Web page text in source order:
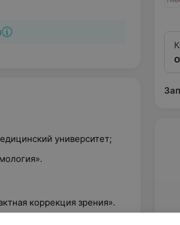
университет;
коррекция зрения».